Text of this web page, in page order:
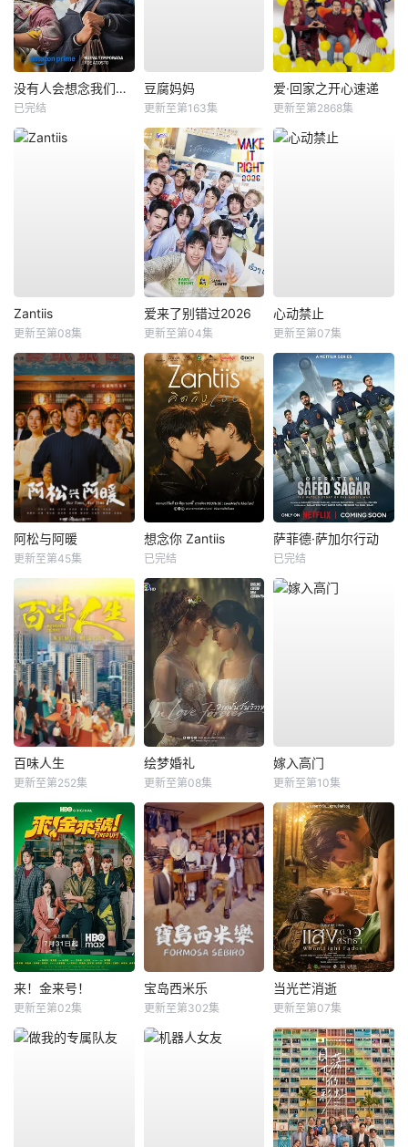
没有人会想念我们第二季
已完结
豆腐妈妈
更新至第163集
爱·回家之开心速递
更新至第2868集
Zantiis
更新至第08集
爱来了别错过2026
更新至第04集
心动禁止
更新至第07集
阿松与阿暖
更新至第45集
想念你 Zantiis
已完结
萨菲德·萨加尔行动
已完结
百味人生
更新至第252集
绘梦婚礼
更新至第08集
嫁入高门
更新至第10集
来！金来号！
更新至第02集
宝岛西米乐
更新至第302集
当光芒消逝
更新至第07集